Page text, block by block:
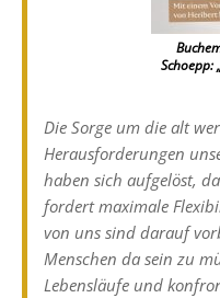
Schoepp:
Die Sorge um die alt
Herausforderungen
haben sich aufgelöst,
fordert maximale
von uns sind darauf
Menschen da sein zu
Lebensläufe und